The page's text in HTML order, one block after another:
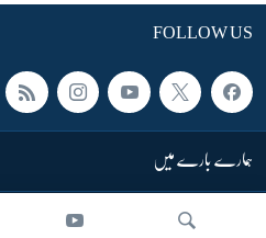
FOLLOW US
ہمارے بارے میں